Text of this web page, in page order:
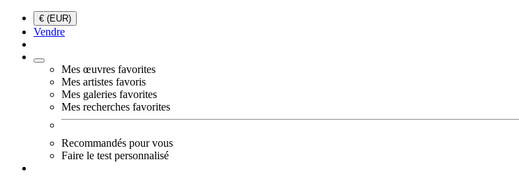
€ (EUR)
Vendre
Mes œuvres favorites
Mes artistes favoris
Mes galeries favorites
Mes recherches favorites
Recommandés pour vous
Faire le test personnalisé